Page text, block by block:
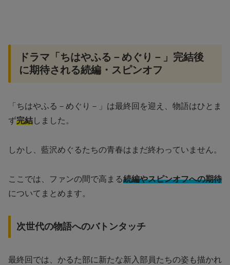
ドラマ「ちはやふる－めぐり－」完結後
に期待される続編・スピンオフ
「ちはやふる－めぐり－」は最終回を迎え、物語はひとま
ず完結しました。
しかし、藍沢めぐるたちの青春はまだ終わっていません。
ここでは、ファンの間で高まる続編やスピンオフへの期待
についてまとめます。
次世代の物語へのバトンタッチ
最終回では、かるた部に新たな新入部員たちの姿も描かれ